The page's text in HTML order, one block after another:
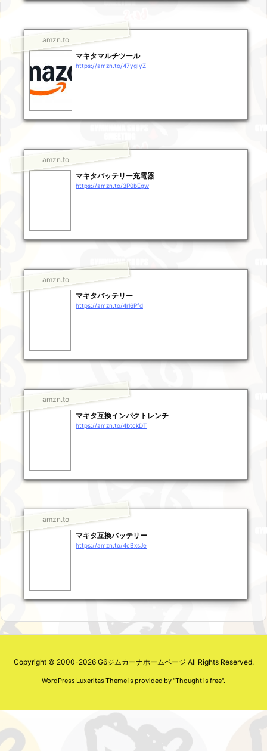
amzn.to
マキタマルチツール
https://amzn.to/47ygIyZ
amzn.to
マキタバッテリー充電器
https://amzn.to/3P0bEgw
amzn.to
マキタバッテリー
https://amzn.to/4rl6Pfd
amzn.to
マキタ互換インパクトレンチ
https://amzn.to/4btckDT
amzn.to
マキタ互換バッテリー
https://amzn.to/4cBxsJe
Copyright © 2000-2026 G6ジムカーナホームページ All Rights Reserved.
WordPress Luxeritas Theme is provided by "Thought is free".